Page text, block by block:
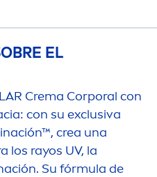
EL
Crema Corporal con
con su exclusiva
crea una
los rayos UV, la
Su fórmula de